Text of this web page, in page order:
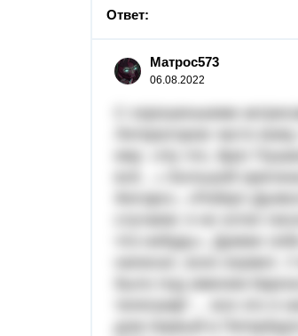
Ответ:
Матрос573
06.08.2022
С хорошенькими
Литераторов часто
что‑нибудь». Думаю
было под именем
дом первый в